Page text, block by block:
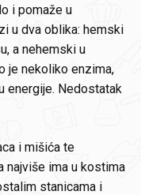
i pomaže u
u dva oblika: hemski
a nehemski u
je nekoliko enzima,
energije. Nedostatak
i mišića te
najviše ima u kostima
stanicama i